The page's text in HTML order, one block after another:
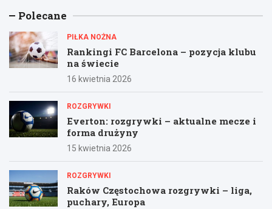
Polecane
PIŁKA NOŻNA
Rankingi FC Barcelona – pozycja klubu
na świecie
16 kwietnia 2026
ROZGRYWKI
Everton: rozgrywki – aktualne mecze i
forma drużyny
15 kwietnia 2026
ROZGRYWKI
Raków Częstochowa rozgrywki – liga,
puchary, Europa